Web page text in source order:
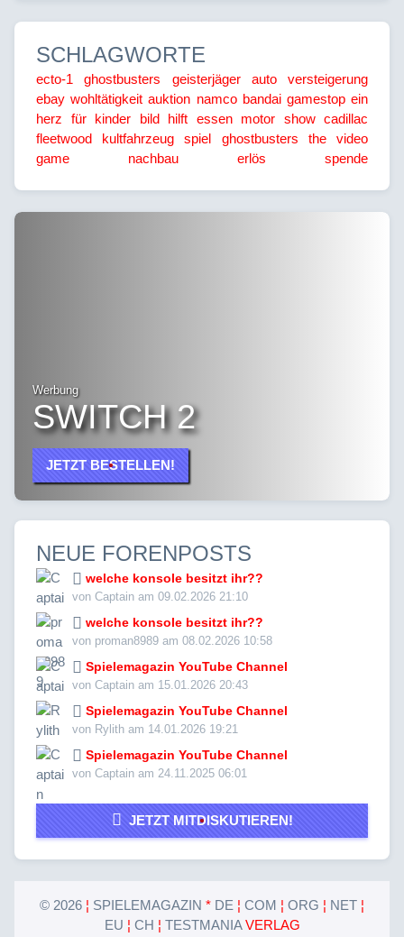
SCHLAGWORTE
ecto-1 ghostbusters geisterjäger auto
versteigerung
ebay wohltätigkeit auktion namco bandai gamestop ein
herz für kinder
bild hilft essen motor show cadillac
fleetwood
kultfahrzeug spiel
ghostbusters the video
game
nachbau erlös spende
Werbung
SWITCH 2
JETZT BESTELLEN!
NEUE FORENPOSTS
welche konsole besitzt ihr??
von Captain am 09.02.2026 21:10
welche konsole besitzt ihr??
von proman8989 am 08.02.2026 10:58
Spielemagazin YouTube Channel
von Captain am 15.01.2026 20:43
Spielemagazin YouTube Channel
von Rylith am 14.01.2026 19:21
Spielemagazin YouTube Channel
von Captain am 24.11.2025 06:01
JETZT MITDISKUTIEREN!
© 2026 ¦ SPIELEMAGAZIN * DE ¦ COM ¦ ORG ¦ NET ¦
EU ¦ CH ¦ TESTMANIAVERLAG